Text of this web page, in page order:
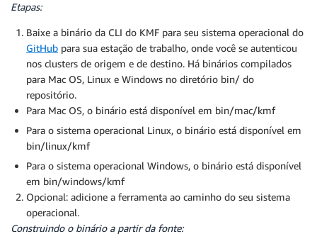
Etapas:
Baixe a binário da CLI do KMF para seu sistema operacional do
GitHub para sua estação de trabalho, onde você se autenticou
nos clusters de origem e de destino. Há binários compilados
para Mac OS, Linux e Windows no diretório bin/ do
repositório.
Para Mac OS, o binário está disponível em bin/mac/kmf
Para o sistema operacional Linux, o binário está disponível em
bin/linux/kmf
Para o sistema operacional Windows, o binário está disponível
em bin/windows/kmf
Opcional: adicione a ferramenta ao caminho do seu sistema
operacional.
Construindo o binário a partir da fonte: